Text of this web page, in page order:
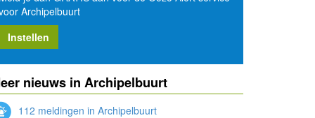
Archipelbuurt
Instellen
nieuws in Archipelbuurt
112 meldingen in Archipelbuurt